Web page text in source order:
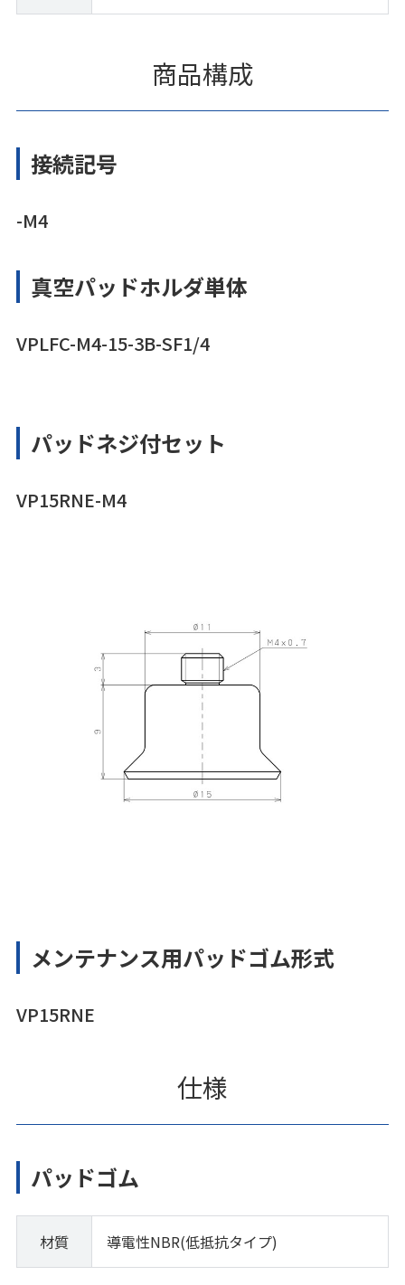
商品構成
接続記号
-M4
真空パッドホルダ単体
VPLFC-M4-15-3B-SF1/4
パッドネジ付セット
VP15RNE-M4
メンテナンス用パッドゴム形式
VP15RNE
仕様
パッドゴム
材質 導電性NBR(低抵抗タイプ)